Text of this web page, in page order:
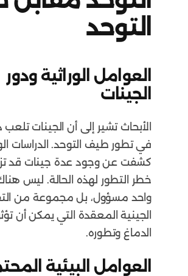
التوحد
العوامل الوراثية ودور
الجينات
الأبحاث تشير إلى أن الجينات تلعب
في تطور طيف التوحد. الدراسات
كشفت عن وجود عدة جينات قد
خطر التطور لهذه الحالة. ليس
واحد مسؤول، بل مجموعة من
الجينية المعقدة التي يمكن أن
الدماغ وتطوره.
العوامل البيئية